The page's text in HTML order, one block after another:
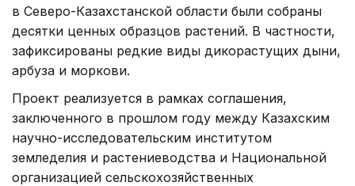
в Северо-Казахстанской области были собраны
десятки ценных образцов растений. В частности,
зафиксированы редкие виды дикорастущих дыни,
арбуза и моркови.
Проект реализуется в рамках соглашения,
заключенного в прошлом году между Казахским
научно-исследовательским институтом
земледелия и растениеводства и Национальной
организацией сельскохозяйственных